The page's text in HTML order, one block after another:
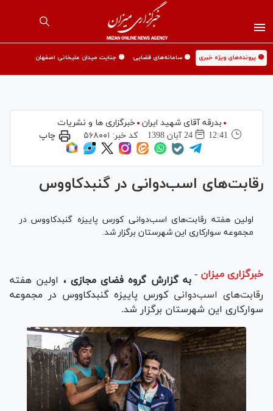
🟡 پرونده‌های ویژه خبری 🟡 سامانه‌های قضایی 🟡 جنایت میدان علیخانی اصفهان
بدرقه آقای شهید ایران
خبرگزاری ها و نشریات
12:41
24 آبان 1398 کد خبر: ۵۶۸۰۰۱ چاپ
رقابت‌های اسب‌دوانی در گنبدکاووس
اولین هفته رقابت‌های اسب‌دوانی کورس پاییزه گنبدکاووس در
مجموعه سوارکاری این شهرستان برگزار شد.
خبرگزاری میزان - به گزارش گروه فضای مجازی ، اولین هفته
رقابت‌های اسب‌دوانی کورس پاییزه گنبدکاووس در مجموعه
سوارکاری این شهرستان برگزار شد.